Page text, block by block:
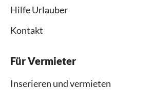
Hilfe Urlauber
Kontakt
Für Vermieter
Inserieren und vermieten